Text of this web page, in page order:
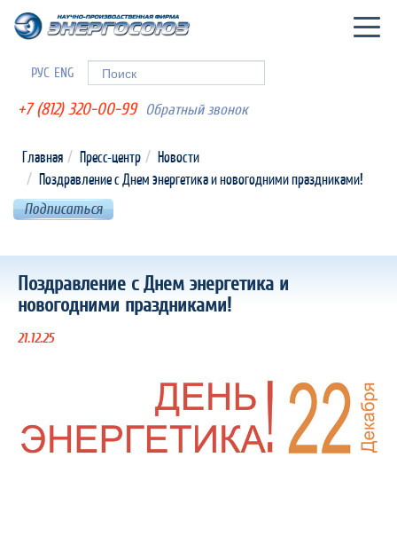
РУС ENG Форма поиска
+7 (812) 320-00-99
Обратный звонок
Главная Пресс-центр
Новости
Поздравление с Днем энергетика и новогодними праздниками!
Подписаться
Поздравление с Днем энергетика и
новогодними праздниками!
21.12.25